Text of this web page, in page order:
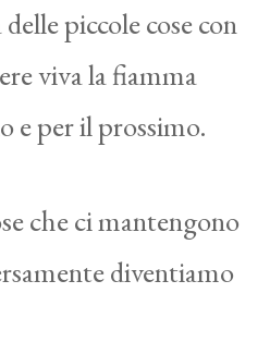
piccole cose con
viva la fiamma
e per il prossimo.
che ci mantengono
diventiamo